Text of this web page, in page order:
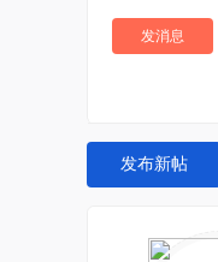
发消息
发布新帖